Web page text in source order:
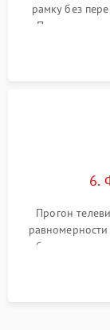
рамку без
Подключение
Сброс
6.
Прогон
работы
в